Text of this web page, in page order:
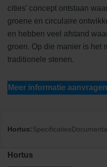
cities' concept ontstaan
groene en circulaire
en hebben veel afstand
groen. Op die manier is het
traditionele stenen.
Meer informatie aanvragen
Hortus:Specificaties
Hortus